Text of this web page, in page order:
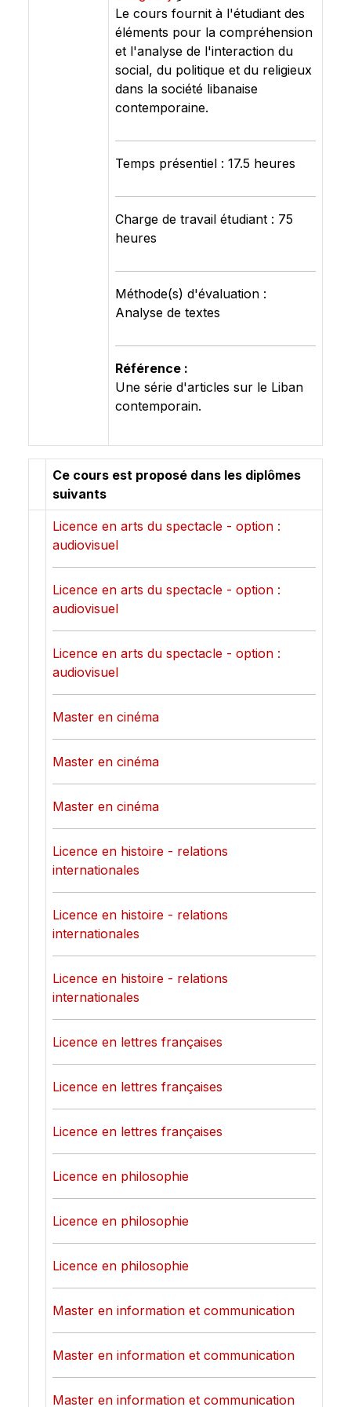
Le cours fournit à l'étudiant des
éléments pour la compréhension
et l'analyse de l'interaction du
social, du politique et du religieux
dans la société libanaise
contemporaine.
Temps présentiel : 17.5 heures
Charge de travail étudiant : 75
heures
Méthode(s) d'évaluation :
Analyse de textes
Référence :
Une série d'articles sur le Liban
contemporain.
Ce cours est proposé dans les diplômes
suivants
Licence en arts du spectacle - option :
audiovisuel
Licence en arts du spectacle - option :
audiovisuel
Licence en arts du spectacle - option :
audiovisuel
Master en cinéma
Master en cinéma
Master en cinéma
Licence en histoire - relations
internationales
Licence en histoire - relations
internationales
Licence en histoire - relations
internationales
Licence en lettres françaises
Licence en lettres françaises
Licence en lettres françaises
Licence en philosophie
Licence en philosophie
Licence en philosophie
Master en information et communication
Master en information et communication
Master en information et communication